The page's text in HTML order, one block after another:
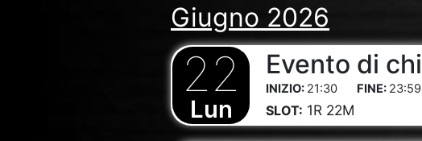
Giugno 2026
22
Lun
Evento di
21:30 23:59
SLOT: 1R 22M